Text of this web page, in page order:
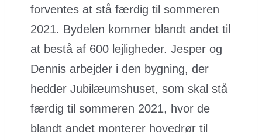
forventes at stå færdig til sommeren
2021. Bydelen kommer blandt andet til
at bestå af 600 lejligheder. Jesper og
Dennis arbejder i den bygning, der
hedder Jubilæumshuset, som skal stå
færdig til sommeren 2021, hvor de
blandt andet monterer hovedrør til